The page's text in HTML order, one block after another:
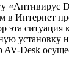
«Антивирус
в Интернет
эта ситуация
установку
AV-Desk